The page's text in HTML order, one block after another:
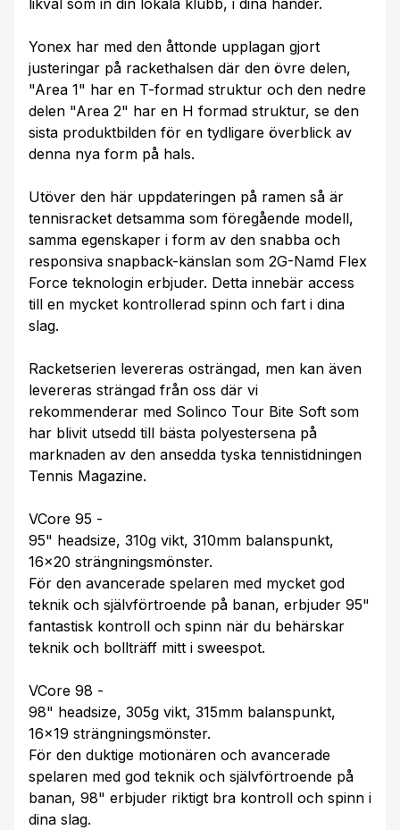
likväl som in din lokala klubb, i dina händer.
Yonex har med den åttonde upplagan gjort
justeringar på rackethalsen där den övre delen,
"Area 1" har en T-formad struktur och den nedre
delen "Area 2" har en H formad struktur, se den
sista produktbilden för en tydligare överblick av
denna nya form på hals.
Utöver den här uppdateringen på ramen så är
tennisracket detsamma som föregående modell,
samma egenskaper i form av den snabba och
responsiva snapback-känslan som 2G-Namd Flex
Force teknologin erbjuder. Detta innebär access
till en mycket kontrollerad spinn och fart i dina
slag.
Racketserien levereras osträngad, men kan även
levereras strängad från oss där vi
rekommenderar med Solinco Tour Bite Soft som
har blivit utsedd till bästa polyestersena på
marknaden av den ansedda tyska tennistidningen
Tennis Magazine.
VCore 95 -
95" headsize, 310g vikt, 310mm balanspunkt,
16x20 strängningsmönster.
För den avancerade spelaren med mycket god
teknik och självförtroende på banan, erbjuder 95"
fantastisk kontroll och spinn när du behärskar
teknik och bollträff mitt i sweespot.
VCore 98 -
98" headsize, 305g vikt, 315mm balanspunkt,
16x19 strängningsmönster.
För den duktige motionären och avancerade
spelaren med god teknik och självförtroende på
banan, 98" erbjuder riktigt bra kontroll och spinn i
dina slag.